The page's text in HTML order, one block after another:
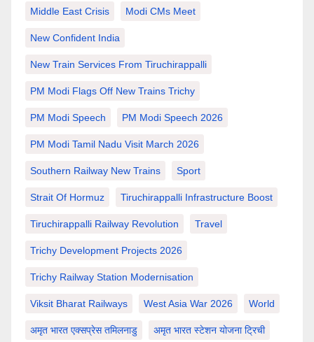
Middle East Crisis Modi CMs Meet
New Confident India
New Train Services From Tiruchirappalli
PM Modi Flags Off New Trains Trichy
PM Modi Speech PM Modi Speech 2026
PM Modi Tamil Nadu Visit March 2026
Southern Railway New Trains Sport
Strait Of Hormuz Tiruchirappalli Infrastructure Boost
Tiruchirappalli Railway Revolution Travel
Trichy Development Projects 2026
Trichy Railway Station Modernisation
Viksit Bharat Railways West Asia War 2026 World
अमृत भारत एक्सप्रेस तमिलनाडु अमृत भारत स्टेशन योजना ट्रिची